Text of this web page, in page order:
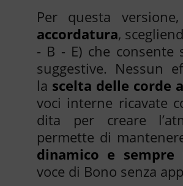
Per questa
accordatura,
- B - E) che consente
suggestive. Nessun
la scelta delle corde
voci interne ricavate
dita per creare
permette di
dinamico e sempre
voce di Bono senza